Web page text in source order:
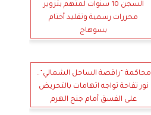
السجن 10 سنوات لمتهم بتزوير
محررات رسمية وتقليد أختام
بسوهاج
محاكمة ”راقصة الساحل الشمالي”..
نور تفاحة تواجه اتهامات بالتحريض
على الفسق أمام جنح الهرم